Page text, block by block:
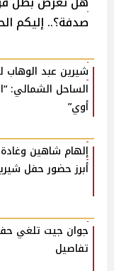
صدفة؟.. إليكم
شيرين عبد
الساحل الشمالي:
أوي”
إلهام شاهين
أبرز حضور حفل
جوان جيت تلغي
تفاصيل